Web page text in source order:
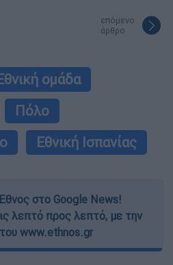
επόμενο
άρθρο
ομάδα
Πόλο
Εθνική Ισπανίας
στο Google News!
λεπτό προς λεπτό, με την
www.ethnos.gr